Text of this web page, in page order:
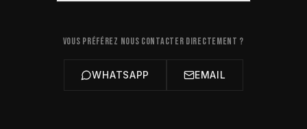
VOUS PRÉFÉREZ NOUS CONTACTER DIRECTEMENT ?
WHATSAPP EMAIL